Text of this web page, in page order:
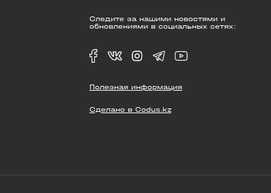
Следите за нашими новостями и
обновлениями в социальных сетях:
Полезная информация
Сделано в Codus.kz